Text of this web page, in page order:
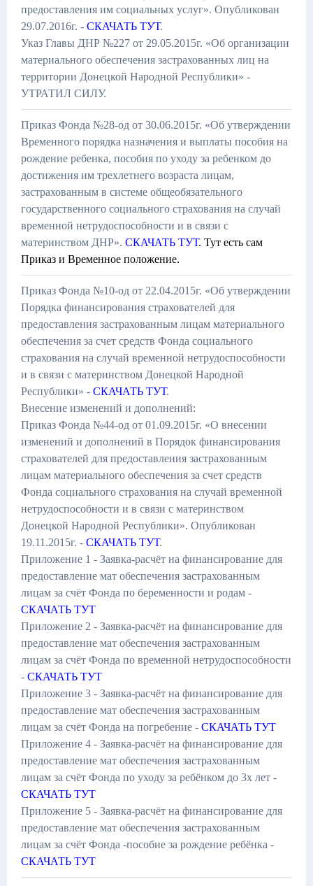
предоставления им социальных услуг». Опубликован
29.07.2016г. - СКАЧАТЬ ТУТ.
Указ Главы ДНР №227 от 29.05.2015г. «Об организации
материального обеспечения застрахованных лиц на
территории Донецкой Народной Республики» -
УТРАТИЛ СИЛУ.
Приказ Фонда №28-од от 30.06.2015г. «Об утверждении
Временного порядка назначения и выплаты пособия на
рождение ребенка, пособия по уходу за ребенком до
достижения им трехлетнего возраста лицам,
застрахованным в системе общеобязательного
государственного социального страхования на случай
временной нетрудоспособности и в связи с
материнством ДНР». СКАЧАТЬ ТУТ. Тут есть сам
Приказ и Временное положение.
Приказ Фонда №10-од от 22.04.2015г. «Об утверждении
Порядка финансирования страхователей для
предоставления застрахованным лицам материального
обеспечения за счет средств Фонда социального
страхования на случай временной нетрудоспособности
и в связи с материнством Донецкой Народной
Республики» - СКАЧАТЬ ТУТ.
Внесение изменений и дополнений:
Приказ Фонда №44-од от 01.09.2015г. «О внесении
изменений и дополнений в Порядок финансирования
страхователей для предоставления застрахованным
лицам материального обеспечения за счет средств
Фонда социального страхования на случай временной
нетрудоспособности и в связи с материнством
Донецкой Народной Республики». Опубликован
19.11.2015г. - СКАЧАТЬ ТУТ.
Приложение 1 - Заявка-расчёт на финансирование для
предоставление мат обеспечения застрахованным
лицам за счёт Фонда по беременности и родам -
СКАЧАТЬ ТУТ
Приложение 2 - Заявка-расчёт на финансирование для
предоставление мат обеспечения застрахованным
лицам за счёт Фонда по временной нетрудоспособности
- СКАЧАТЬ ТУТ
Приложение 3 - Заявка-расчёт на финансирование для
предоставление мат обеспечения застрахованным
лицам за счёт Фонда на погребение - СКАЧАТЬ ТУТ
Приложение 4 - Заявка-расчёт на финансирование для
предоставление мат обеспечения застрахованным
лицам за счёт Фонда по уходу за ребёнком до 3х лет -
СКАЧАТЬ ТУТ
Приложение 5 - Заявка-расчёт на финансирование для
предоставление мат обеспечения застрахованным
лицам за счёт Фонда -пособие за рождение ребёнка -
СКАЧАТЬ ТУТ